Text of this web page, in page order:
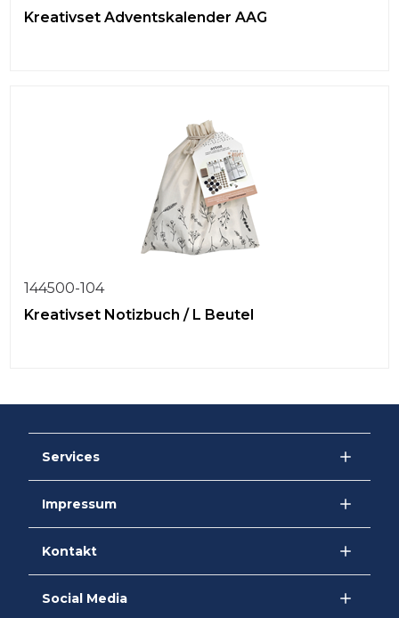
Kreativset Adventskalender AAG
144500-104
Kreativset Notizbuch / L Beutel
Kontakt
Social Media
Services
Impressum